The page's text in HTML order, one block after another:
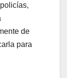
de
para